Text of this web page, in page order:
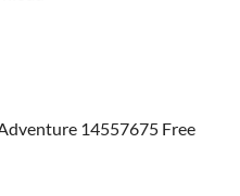
14557675 Free